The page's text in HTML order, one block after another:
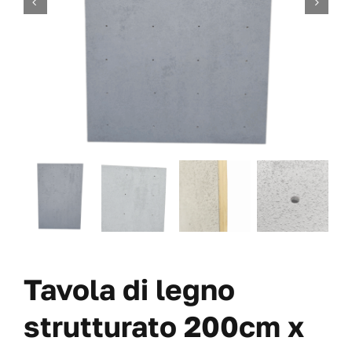
IL MIO CONTO
CARRITO
Tavola di legno
strutturato 200cm x